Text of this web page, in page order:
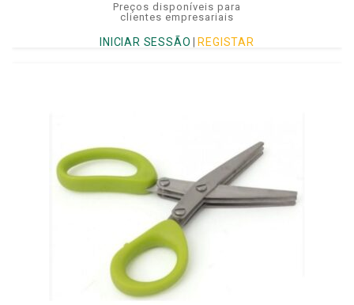
Preços disponíveis para
clientes empresariais
INICIAR SESSÃO |REGISTAR